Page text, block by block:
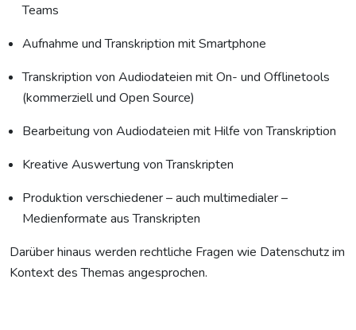
Teams
Aufnahme und Transkription mit Smartphone
Transkription von Audiodateien mit On- und Offlinetools
(kommerziell und Open Source)
Bearbeitung von Audiodateien mit Hilfe von Transkription
Kreative Auswertung von Transkripten
Produktion verschiedener – auch multimedialer –
Medienformate aus Transkripten
Darüber hinaus werden rechtliche Fragen wie Datenschutz im
Kontext des Themas angesprochen.